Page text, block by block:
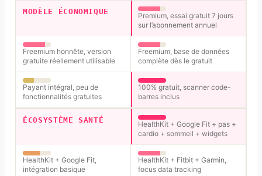
MODÈLE ÉCONOMIQUE
Premium, essai gratuit 7 jours
sur l’abonnement annuel
Freemium honnête, version
gratuite réellement utilisable
Freemium, base de données
complète dès le gratuit
Payant intégral, peu de
fonctionnalités gratuites
100% gratuit, scanner code-
barres inclus
ÉCOSYSTÈME SANTÉ
HealthKit + Google Fit + pas +
cardio + sommeil + widgets
HealthKit + Google Fit,
intégration basique
HealthKit + Fitbit + Garmin,
focus data tracking